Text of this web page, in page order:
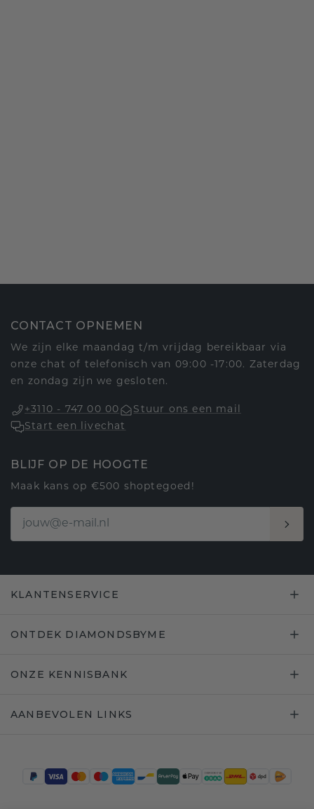
CONTACT OPNEMEN
We zijn elke maandag t/m vrijdag bereikbaar via
onze chat of telefonisch van 09:00 -17:00. Zaterdag
en zondag zijn we gesloten.
+3110 - 747 00 00
Stuur ons een mail
Start een livechat
BLIJF OP DE HOOGTE
Maak kans op €500 shoptegoed!
KLANTENSERVICE
ONTDEK DIAMONDSBYME
ONZE KENNISBANK
AANBEVOLEN LINKS